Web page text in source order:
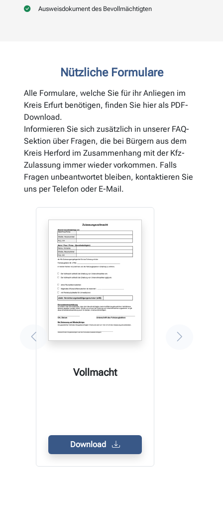
Ausweisdokument des Bevollmächtigten
Nützliche Formulare
Alle Formulare, welche Sie für ihr Anliegen im
Kreis Erfurt benötigen, finden Sie hier als PDF-
Download.
Informieren Sie sich zusätzlich in unserer FAQ-
Sektion über Fragen, die bei Bürgern aus dem
Kreis Herford im Zusammenhang mit der Kfz-
Zulassung immer wieder vorkommen. Falls
Fragen unbeantwortet bleiben, kontaktieren Sie
uns per Telefon oder E-Mail.
Vollmacht
Download